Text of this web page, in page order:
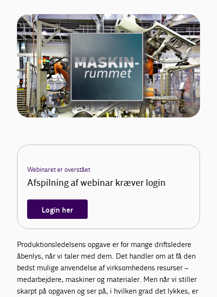
Webinaret er overstået
Afspilning af webinar kræver login
Login her
Produktionsledelsens opgave er for mange driftsledere
åbenlys, når vi taler med dem. Det handler om at få den
bedst mulige anvendelse af virksomhedens resurser –
medarbejdere, maskiner og materialer. Men når vi stiller
skarpt på opgaven og ser på, i hvilken grad det lykkes, er